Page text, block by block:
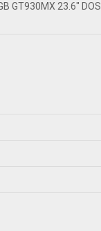
GT930MX 23.6″ DOS